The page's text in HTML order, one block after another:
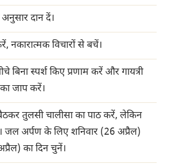
अनुसार दान दें।
नकारात्मक विचारों से बचें।
बिना स्पर्श किए प्रणाम करें और गायत्री
का जाप करें।
तुलसी चालीसा का पाठ करें, लेकिन
अर्पण के लिए शनिवार (26 अप्रैल)
का दिन चुनें।